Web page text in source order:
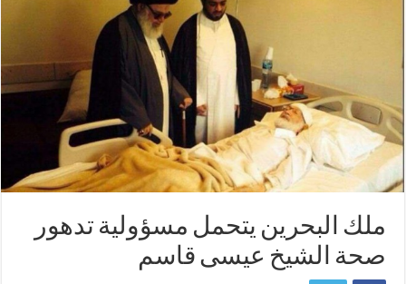
ملك البحرين يتحمل مسؤولية تدهور
صحة الشيخ عيسى قاسم